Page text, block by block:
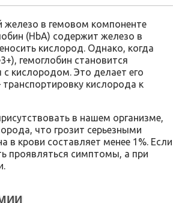
в гемовом компоненте
(HbA) содержит железо в
кислород. Однако, когда
гемоглобин становится
кислородом. Это делает его
кислорода к
в нашем организме,
что грозит серьезными
в крови составляет менее 1%. Если
проявляться симптомы, а при